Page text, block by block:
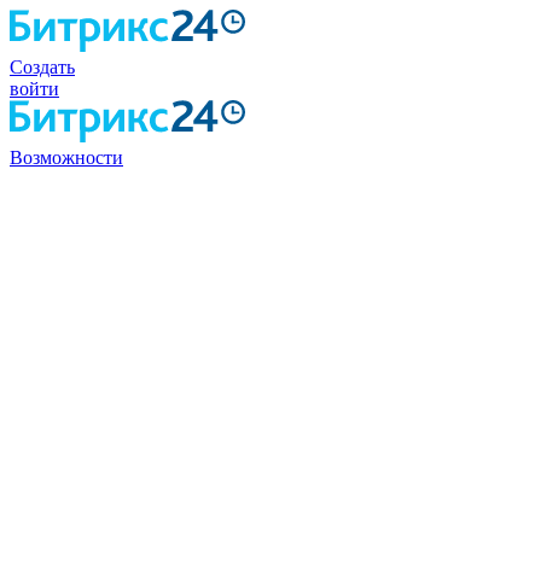
Создать
войти
Возможности